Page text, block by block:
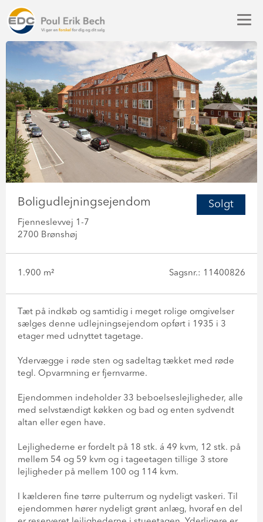
Solgt
Boligudlejningsejendom
Fjenneslevvej 1-7
2700 Brønshøj
1.900 m² Sagsnr.: 11400826
Tæt på indkøb og samtidig i meget rolige omgivelser
sælges denne udlejningsejendom opført i 1935 i 3
etager med udnyttet tagetage.
Ydervægge i røde sten og sadeltag tækket med røde
tegl. Opvarmning er fjernvarme.
Ejendommen indeholder 33 beboelseslejligheder, alle
med selvstændigt køkken og bad og enten sydvendt
altan eller egen have.
Lejlighederne er fordelt på 18 stk. á 49 kvm, 12 stk. på
mellem 54 og 59 kvm og i tageetagen tillige 3 store
lejligheder på mellem 100 og 114 kvm.
I kælderen fine tørre pulterrum og nydeligt vaskeri. Til
ejendommen hører nydeligt grønt anlæg, hvoraf en del